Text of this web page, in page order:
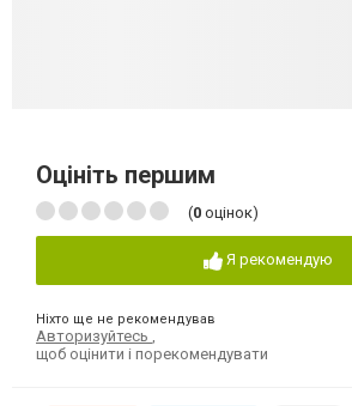
Оцініть першим
(0 оцінок)
Я рекомендую
Ніхто ще не рекомендував
Авторизуйтесь
щоб оцінити і порекомендувати